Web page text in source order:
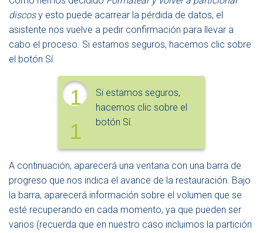
discosy esto puede acarrear la pérdida de datos, el
asistente nos vuelve a pedir confirmación para llevar a
cabo el proceso. Si estamos seguros, hacemos clic sobre
el botón Sí.
1
1
Si estamos seguros,
hacemos clic sobre el
botón Sí.
A continuación, aparecerá una ventana con una barra de
progreso que nos indica el avance de la restauración. Bajo
la barra, aparecerá información sobre el volumen que se
esté recuperando en cada momento, ya que pueden ser
varios (recuerda que en nuestro caso incluimos la partición